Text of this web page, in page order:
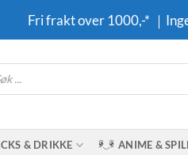
Fri frakt over 1000,-* ｜
& DRIKKE ANIME &